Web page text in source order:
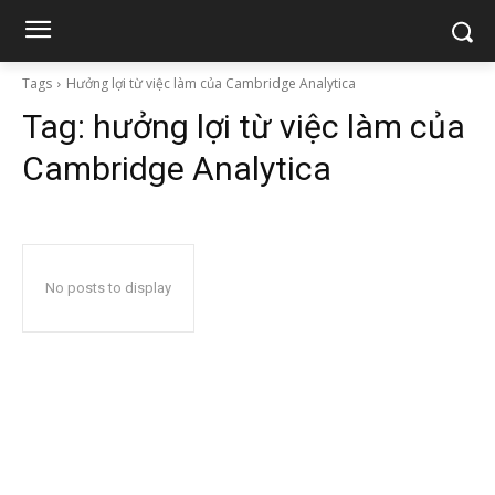
Tags Hưởng lợi từ việc làm của Cambridge Analytica
Tag: hưởng lợi từ việc làm của
Cambridge Analytica
No posts to display